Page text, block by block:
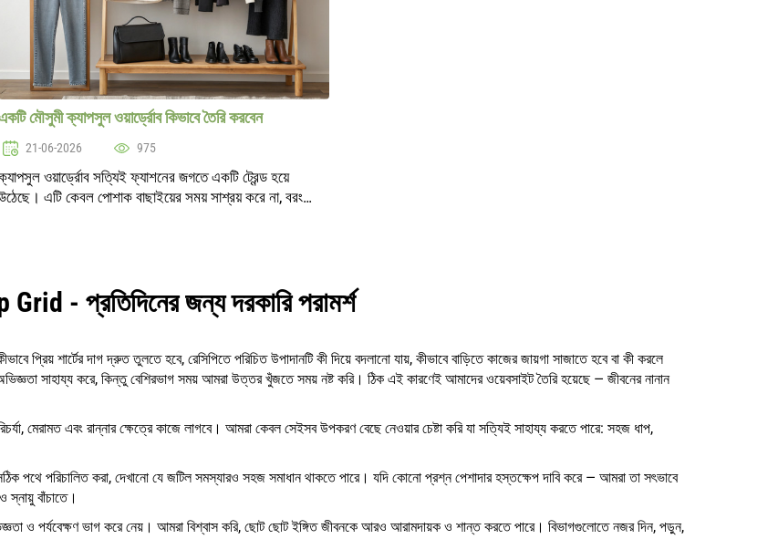
মৌসুমী ক্যাপসুল ওয়ার্ড্রোব কিভাবে তৈরি করবেন
21-06-2026 975
ওয়ার্ড্রোব সত্যিই ফ্যাশনের জগতে একটি ট্রেন্ড হয়ে
এটি কেবল পোশাক বাছাইয়ের সময় সাশ্রয় করে না, বরং
Grid - প্রতিদিনের জন্য দরকারি পরামর্শ
শার্টের দাগ দ্রুত তুলতে হবে, রেসিপিতে পরিচিত উপাদানটি কী দিয়ে বদলানো যায়, কীভাবে বাড়িতে কাজের জায়গা সাজাতে হবে বা কী করলে
সাহায্য করে, কিন্তু বেশিরভাগ সময় আমরা উত্তর খুঁজতে সময় নষ্ট করি। ঠিক এই কারণেই আমাদের ওয়েবসাইট তৈরি হয়েছে — জীবনের নানান
মেরামত এবং রান্নার ক্ষেত্রে কাজে লাগবে। আমরা কেবল সেইসব উপকরণ বেছে নেওয়ার চেষ্টা করি যা সত্যিই সাহায্য করতে পারে: সহজ ধাপ,
পথে পরিচালিত করা, দেখানো যে জটিল সমস্যারও সহজ সমাধান থাকতে পারে। যদি কোনো প্রশ্ন পেশাদার হস্তক্ষেপ দাবি করে — আমরা তা সৎভাবে
স্নায়ু বাঁচাতে।
ও পর্যবেক্ষণ ভাগ করে নেয়। আমরা বিশ্বাস করি, ছোট ছোট ইঙ্গিত জীবনকে আরও আরামদায়ক ও শান্ত করতে পারে। বিভাগগুলোতে নজর দিন, পড়ুন,